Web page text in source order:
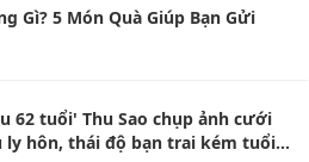
Gì? 5 Món Quà Giúp Bạn Gửi
62 tuổi' Thu Sao chụp ảnh cưới
ly hôn, thái độ bạn trai kém tuổi